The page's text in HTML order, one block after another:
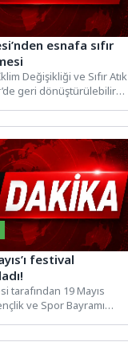
esnafa sıfır
Değişikliği ve Sıfır Atık
geri dönüştürülebilir
festival
tarafından 19 Mayıs
ve Spor Bayramı